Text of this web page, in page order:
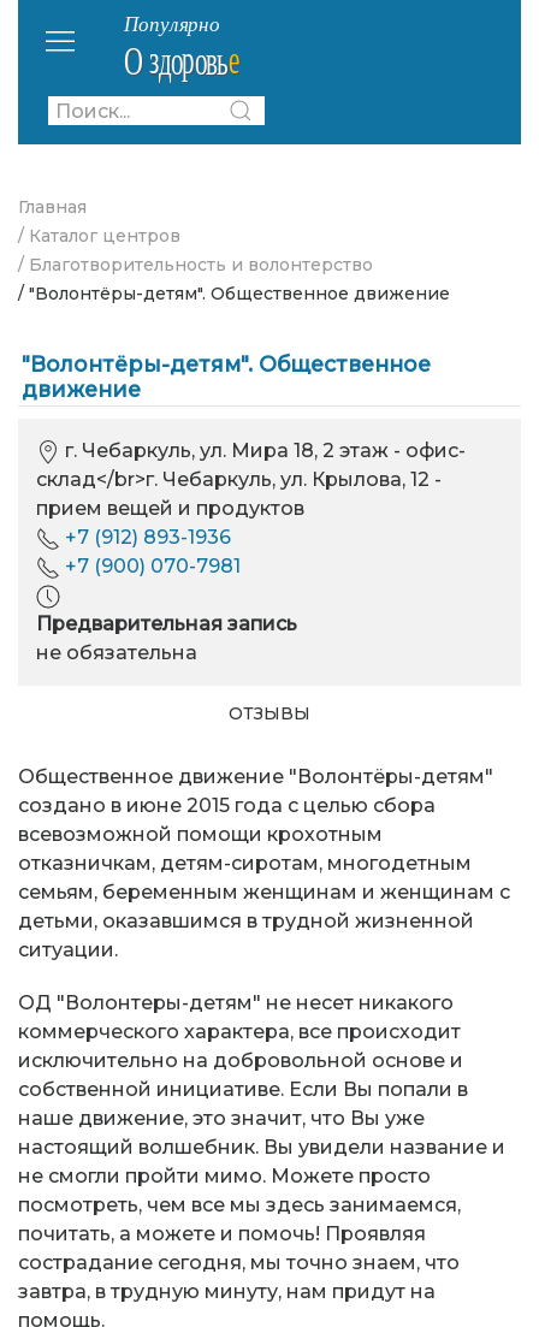
Главная
/ Каталог центров
/ Благотворительность и волонтерство
/ "Волонтёры-детям". Общественное движение
"Волонтёры-детям". Общественное
движение
г. Чебаркуль, ул. Мира 18, 2 этаж - офис-
склад</br>г. Чебаркуль, ул. Крылова, 12 -
прием вещей и продуктов
+7 (912) 893-1936
+7 (900) 070-7981
Предварительная запись
не обязательна
ОТЗЫВЫ
Общественное движение "Волонтёры-детям"
создано в июне 2015 года с целью сбора
всевозможной помощи крохотным
отказничкам, детям-сиротам, многодетным
семьям, беременным женщинам и женщинам с
детьми, оказавшимся в трудной жизненной
ситуации.
ОД "Волонтеры-детям" не несет никакого
коммерческого характера, все происходит
исключительно на добровольной основе и
собственной инициативе. Если Вы попали в
наше движение, это значит, что Вы уже
настоящий волшебник. Вы увидели название и
не смогли пройти мимо. Можете просто
посмотреть, чем все мы здесь занимаемся,
почитать, а можете и помочь! Проявляя
сострадание сегодня, мы точно знаем, что
завтра, в трудную минуту, нам придут на
помощь.